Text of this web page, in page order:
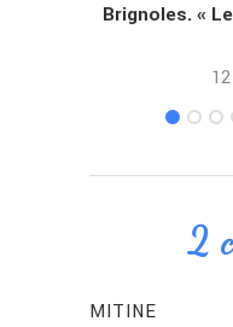
Brignoles. «
2
MITINE